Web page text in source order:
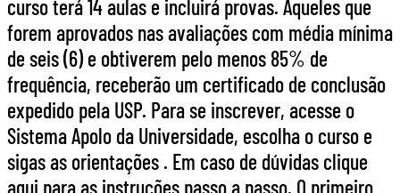
curso terá 14 aulas e incluirá provas. Aqueles que
forem aprovados nas avaliações com média mínima
de seis (6) e obtiverem pelo menos 85% de
frequência, receberão um certificado de conclusão
expedido pela USP. Para se inscrever, acesse o
Sistema Apolo da Universidade, escolha o curso e
sigas as orientações . Em caso de dúvidas clique
aqui para as instruções passo a passo. O primeiro